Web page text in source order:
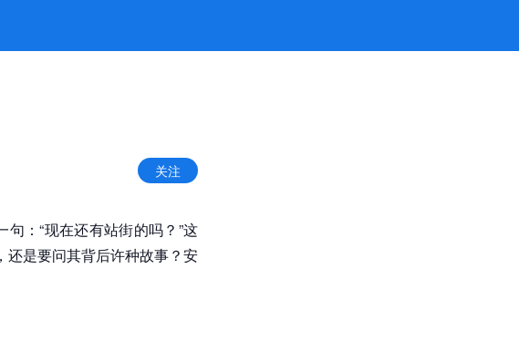
关注
：“现在还有站街的吗？”这
还是要问其背后许种故事？安